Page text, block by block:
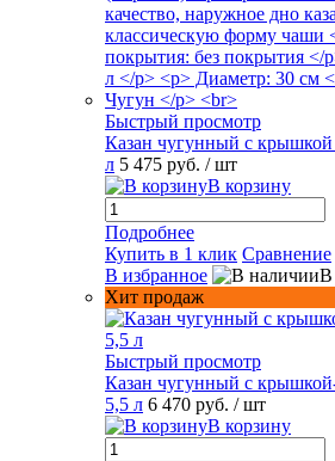
Быстрый просмотр
Казан чугунный с
л 5 475 руб. / шт
В корзину
Подробнее
Купить в 1 клик Сравнение
В избранное
В
Хит продаж
Быстрый просмотр
Казан чугунный с
5,5 л 6 470 руб. / шт
В корзину